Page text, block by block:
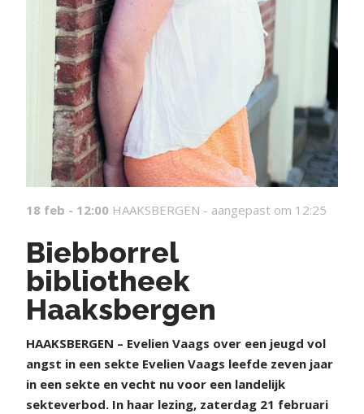
18 feb - 12:00 HAAKSBERGEN - aangepast om 12:25
Biebborrel
bibliotheek
Haaksbergen
HAAKSBERGEN – Evelien Vaags over een jeugd vol
angst in een sekte Evelien Vaags leefde zeven jaar
in een sekte en vecht nu voor een landelijk
sekteverbod. In haar lezing, zaterdag 21 februari